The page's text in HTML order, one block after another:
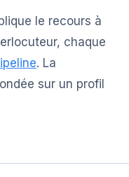
le recours à
chaque
. La
sur un profil